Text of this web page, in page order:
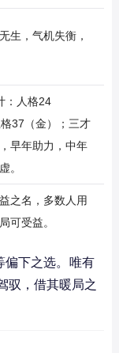
生，气机失衡，
：人格24
37（金）；三才
早年助力，中年
。
之名，多数人用
可受益。
偏下之选。唯有
驭，借其暖局之